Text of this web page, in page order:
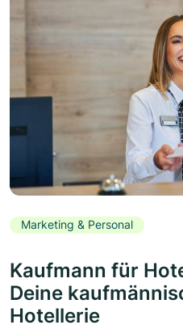
Marketing & Personal
Kaufmann für
Deine
Hotellerie